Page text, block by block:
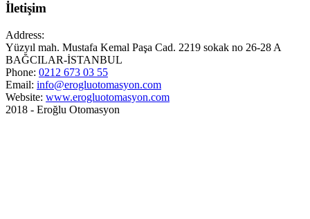
İletişim
Address:
Yüzyıl mah. Mustafa Kemal Paşa Cad. 2219 sokak no 26-28 A
BAĞCILAR-İSTANBUL
Phone: 0212 673 03 55
Email: info@erogluotomasyon.com
Website: www.erogluotomasyon.com
2018 - Eroğlu Otomasyon